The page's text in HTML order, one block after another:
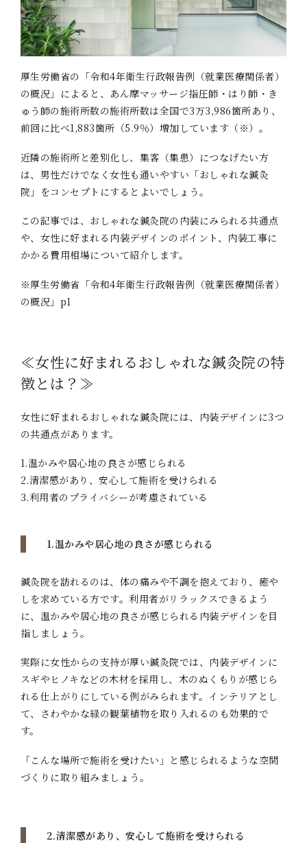
厚生労働省の「令和4年衛生行政報告例（就業医療関係者）
の概況」によると、あん摩マッサージ指圧師・はり師・き
ゅう師の施術所数の施術所数は全国で3万3,986箇所あり、
前回に比べ1,883箇所（5.9％）増加しています（※）。
近隣の施術所と差別化し、集客（集患）につなげたい方
は、男性だけでなく女性も通いやすい「おしゃれな鍼灸
院」をコンセプトにするとよいでしょう。
この記事では、おしゃれな鍼灸院の内装にみられる共通点
や、女性に好まれる内装デザインのポイント、内装工事に
かかる費用相場について紹介します。
※厚生労働省「令和4年衛生行政報告例（就業医療関係者）
の概況」p1
≪女性に好まれるおしゃれな鍼灸院の特
徴とは？≫
女性に好まれるおしゃれな鍼灸院には、内装デザインに3つ
の共通点があります。
1.温かみや居心地の良さが感じられる
2.清潔感があり、安心して施術を受けられる
3.利用者のプライバシーが考慮されている
1.温かみや居心地の良さが感じられる
鍼灸院を訪れるのは、体の痛みや不調を抱えており、癒や
しを求めている方です。利用者がリラックスできるよう
に、温かみや居心地の良さが感じられる内装デザインを目
指しましょう。
実際に女性からの支持が厚い鍼灸院では、内装デザインに
スギやヒノキなどの木材を採用し、木のぬくもりが感じら
れる仕上がりにしている例がみられます。インテリアとし
て、さわやかな緑の観葉植物を取り入れるのも効果的で
す。
「こんな場所で施術を受けたい」と感じられるような空間
づくりに取り組みましょう。
2.清潔感があり、安心して施術を受けられる